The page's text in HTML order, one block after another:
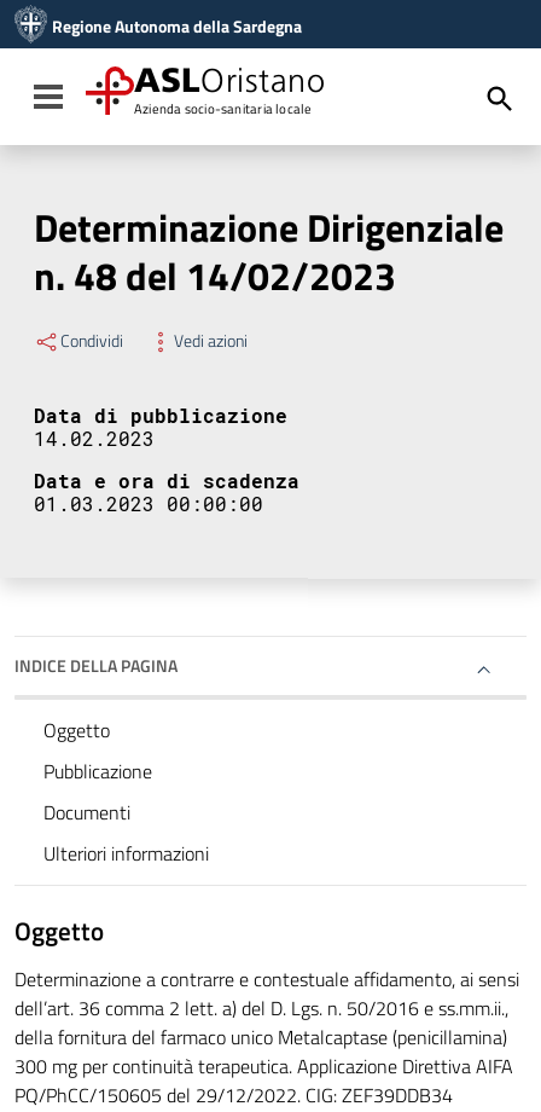
Vai al menu di navigazione
Vai al footer
Regione Autonoma della Sardegna
Toggle navigation
ASLOristano
Azienda socio-sanitaria locale
Determinazione Dirigenziale
n. 48 del 14/02/2023
Condividi Vedi azioni
Data di pubblicazione
14.02.2023
Data e ora di scadenza
01.03.2023 00:00:00
INDICE DELLA PAGINA
Oggetto
Pubblicazione
Documenti
Ulteriori informazioni
Oggetto
Determinazione a contrarre e contestuale affidamento, ai sensi
dell’art. 36 comma 2 lett. a) del D. Lgs. n. 50/2016 e ss.mm.ii.,
della fornitura del farmaco unico Metalcaptase (penicillamina)
300 mg per continuità terapeutica. Applicazione Direttiva AIFA
PQ/PhCC/150605 del 29/12/2022. CIG: ZEF39DDB34